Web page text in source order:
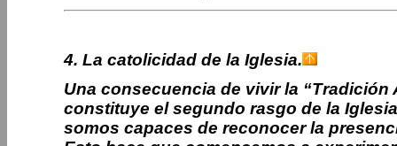
4. La catolicidad de la Iglesia.
Una consecuencia de vivir la
constituye el segundo rasgo de la
somos capaces de reconocer la